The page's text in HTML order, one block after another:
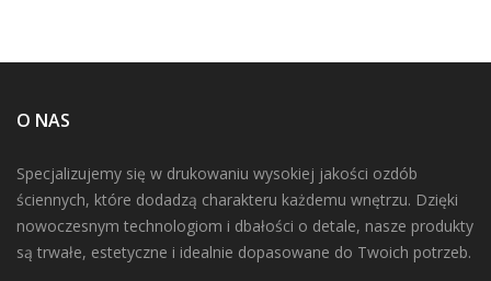
O NAS
Specjalizujemy się w drukowaniu wysokiej jakości ozdób
ściennych, które dodadzą charakteru każdemu wnętrzu. Dzięki
nowoczesnym technologiom i dbałości o detale, nasze produkty
są trwałe, estetyczne i idealnie dopasowane do Twoich potrzeb.